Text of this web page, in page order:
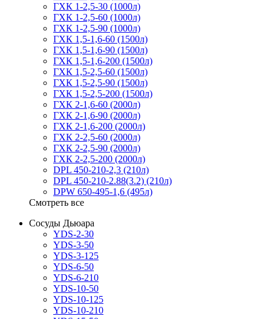
ГХК 1-2,5-30 (1000л)
ГХК 1-2,5-60 (1000л)
ГХК 1-2,5-90 (1000л)
ГХК 1,5-1,6-60 (1500л)
ГХК 1,5-1,6-90 (1500л)
ГХК 1,5-1,6-200 (1500л)
ГХК 1,5-2,5-60 (1500л)
ГХК 1,5-2,5-90 (1500л)
ГХК 1,5-2,5-200 (1500л)
ГХК 2-1,6-60 (2000л)
ГХК 2-1,6-90 (2000л)
ГХК 2-1,6-200 (2000л)
ГХК 2-2,5-60 (2000л)
ГХК 2-2,5-90 (2000л)
ГХК 2-2,5-200 (2000л)
DPL 450-210-2,3 (210л)
DPL 450-210-2.88(3.2) (210л)
DPW 650-495-1,6 (495л)
Смотреть все
Сосуды Дьюара
YDS-2-30
YDS-3-50
YDS-3-125
YDS-6-50
YDS-6-210
YDS-10-50
YDS-10-125
YDS-10-210